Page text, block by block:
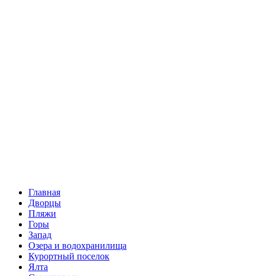
Главная
Дворцы
Пляжи
Горы
Запад
Озера и водохранилища
Курортный поселок
Ялта